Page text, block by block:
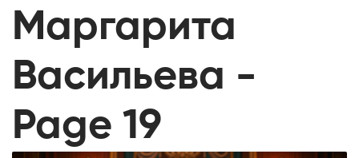
Маргарита
Васильева -
Page 19